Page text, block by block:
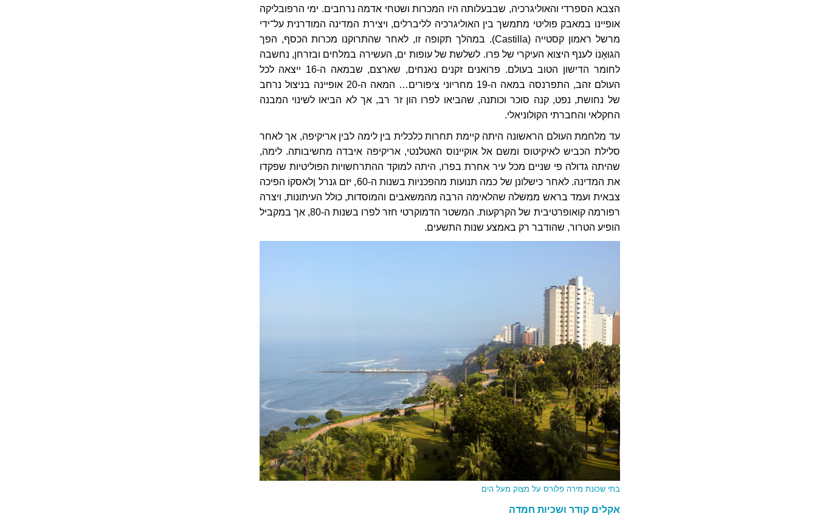
הצבא הספרדי והאוליגרכיה, שבבעלותה היו המכרות ושטחי אדמה נרחבים. ימי הרפובליקה
אופיינו במאבק פוליטי מתמשך בין האוליגרכיה לליברלים, ויצירת המדינה המודרנית על־ידי
מרשל ראמון קסטייה (Castilla). במהלך תקופה זו, לאחר שהתרוקנו מכרות הכסף, הפך
הגוּאָנוֹ לענף היצוא העיקרי של פרו. לשלשת של עופות ים, העשירה במלחים ובזרחן, נחשבה
לחומר הדישון הטוב בעולם. פרואנים זקנים נאנחים, שארצם, שבמאה ה-16 ייצאה לכל
העולם זהב, התפרנסה במאה ה-19 מחריוני ציפורים… המאה ה-20 אופיינה בניצול נרחב
של נחושת, נפט, קנה סוכר וכותנה, שהביאו לפרו הון זר רב, אך לא הביאו לשינוי המבנה
החקלאי והחברתי הקולוניאלי.
עד מלחמת העולם הראשונה היתה קיימת תחרות כלכלית בין לימה לבין אריקיפה, אך לאחר
סלילת הכביש לאיקיטוס ומשם אל אוקיינוס האטלנטי, אריקיפה איבדה מחשיבותה. לימה,
שהיתה גדולה פי שניים מכל עיר אחרת בפרו, היתה למוקד ההתרחשויות הפוליטיות שפקדו
את המדינה. לאחר כישלונן של כמה תנועות מהפכניות בשנות ה-60, יזם גנרל וֶלאסקוֹ הפיכה
צבאית ועמד בראש ממשלה שהלאימה הרבה מהמשאבים והמוסדות, כולל העיתונות, ויצרה
רפורמה קואופרטיבית של הקרקעות. המשטר הדמוקרטי חזר לפרו בשנות ה-80, אך במקביל
הופיע הטרור, שהודבר רק באמצע שנות התשעים.
בתי שכונת מירה פלורס על מצוק מעל הים
אקלים קודר ושכיות חמדה